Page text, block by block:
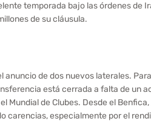
temporada bajo las órdenes de
de su cláusula.
anuncio de dos nuevos laterales.
está cerrada a falta de un
Mundial de Clubes. Desde el
carencias, especialmente por el